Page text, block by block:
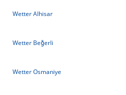
Wetter Alhisar
Wetter Beğerli
Wetter Osmaniye